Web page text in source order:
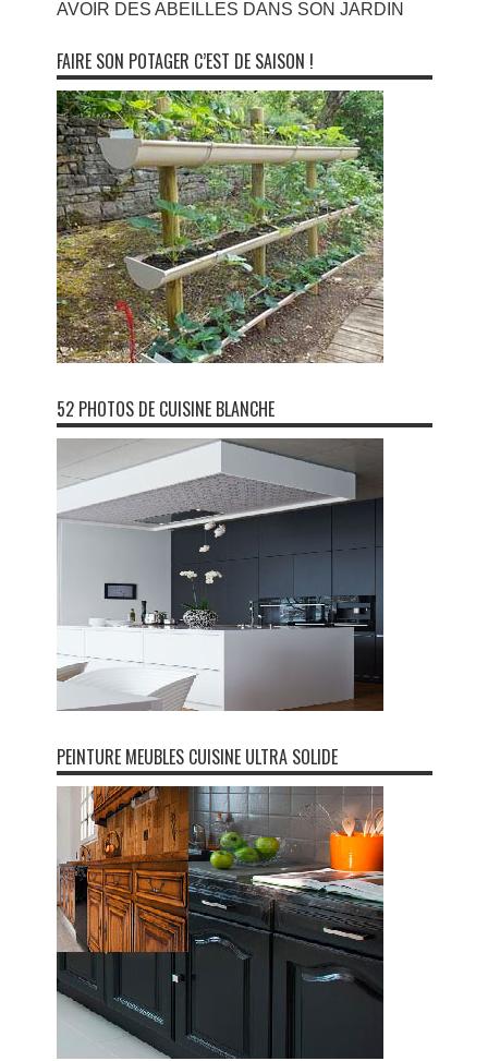
AVOIR DES ABEILLES DANS SON JARDIN
FAIRE SON POTAGER C’EST DE SAISON !
52 PHOTOS DE CUISINE BLANCHE
PEINTURE MEUBLES CUISINE ULTRA SOLIDE